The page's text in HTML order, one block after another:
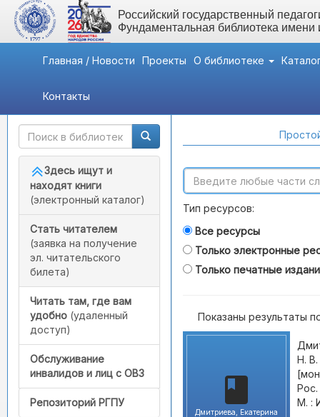
Российский государственный
Фундаментальная библиотека
Главная / Новости Проекты О библиотеке
Контакты
Быстрый доступ
Здесь ищут и
находят книги
(электронный каталог)
Стать читателем
(заявка на получение
эл. читательского
билета)
Читать там, где вам
удобно (удаленный
доступ)
Обслуживание
инвалидов и лиц с ОВЗ
Репозиторий РГПУ
Тип ресурсов:
Все ресурсы
Только электронные
Только печатные
Показаны результаты
Дмитриева, Екатерина
Н.
М. :